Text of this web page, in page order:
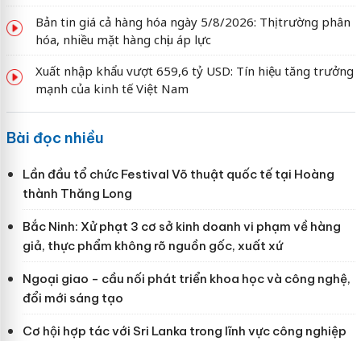
Bản tin giá cả hàng hóa ngày 5/8/2026: Thị trường phân
hóa, nhiều mặt hàng chịu áp lực
Xuất nhập khẩu vượt 659,6 tỷ USD: Tín hiệu tăng trưởng
mạnh của kinh tế Việt Nam
Bài đọc nhiều
Lần đầu tổ chức Festival Võ thuật quốc tế tại Hoàng
thành Thăng Long
Bắc Ninh: Xử phạt 3 cơ sở kinh doanh vi phạm về hàng
giả, thực phẩm không rõ nguồn gốc, xuất xứ
Ngoại giao - cầu nối phát triển khoa học và công nghệ,
đổi mới sáng tạo
Cơ hội hợp tác với Sri Lanka trong lĩnh vực công nghiệp